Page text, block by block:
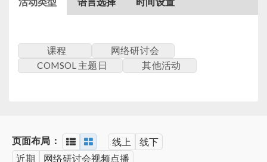
课程
网络研讨会
COMSOL 主题日
其他活动
页面布局： 线上
线下
近期
网络研讨会视频点播